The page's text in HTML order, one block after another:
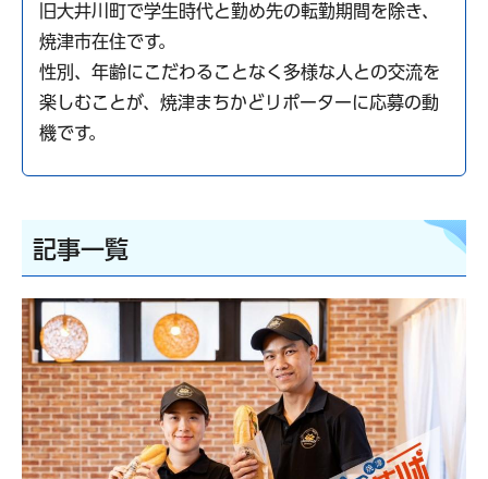
旧大井川町で学生時代と勤め先の転勤期間を除き、
焼津市在住です。
性別、年齢にこだわることなく多様な人との交流を
楽しむことが、焼津まちかどリポーターに応募の動
機です。
記事一覧